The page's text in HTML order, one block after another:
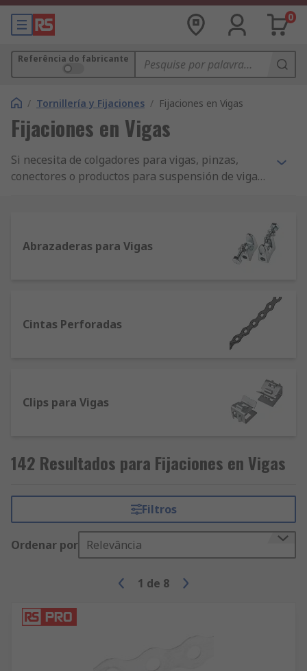
0
Referência do fabricante
/ Tornillería y Fijaciones / Fijaciones en Vigas
Fijaciones en Vigas
Si necesita de colgadores para vigas, pinzas,
conectores o productos para suspensión de vigas,
manteniendo la calidad.
Abrazaderas para Vigas
Cintas Perforadas
Clips para Vigas
142 Resultados para Fijaciones en Vigas
Filtros
Ordenar por Relevância
1 de 8